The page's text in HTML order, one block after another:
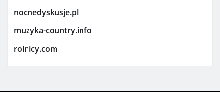
nocnedyskusje.pl
muzyka-country.info
rolnicy.com